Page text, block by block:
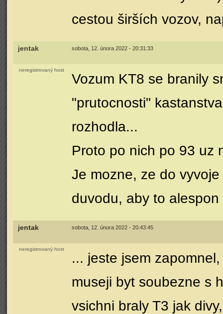
cestou širších vozov,
jentak sobota, 12. února 2022 - 20:31:33
neregistrovaný host
Vozum KT8 se branily
"prutocnosti"
rozhodla...
Proto po nich po 93 uz
Je mozne, ze do
duvodu, aby to
jentak sobota, 12. února 2022 - 20:43:45
neregistrovaný host
... jeste jsem
museji byt soubezne s
vsichni braly T3 jak